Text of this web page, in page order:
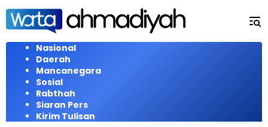
Langsung
konten
Nasional
Daerah
Mancanegara
Sosial
Rabthah
Siaran Pers
Kirim Tulisan